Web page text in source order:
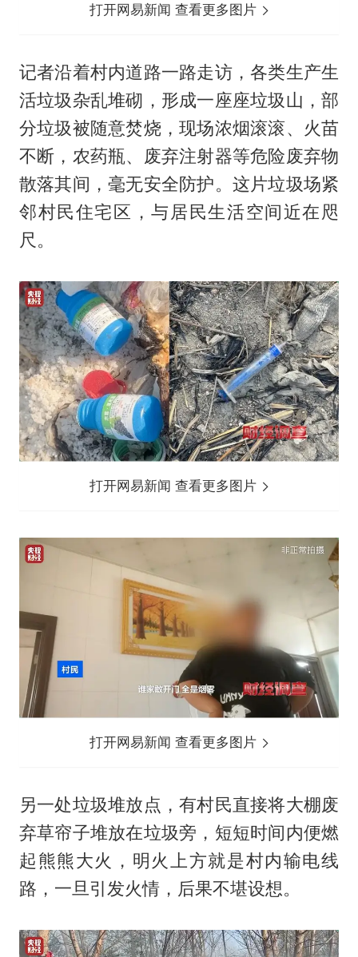
打开网易新闻 查看更多图片
记者沿着村内道路一路走访，各类生产生
活垃圾杂乱堆砌，形成一座座垃圾山，部
分垃圾被随意焚烧，现场浓烟滚滚、火苗
不断，农药瓶、废弃注射器等危险废弃物
散落其间，毫无安全防护。这片垃圾场紧
邻村民住宅区，与居民生活空间近在咫
尺。
打开网易新闻 查看更多图片
打开网易新闻 查看更多图片
另一处垃圾堆放点，有村民直接将大棚废
弃草帘子堆放在垃圾旁，短短时间内便燃
起熊熊大火，明火上方就是村内输电线
路，一旦引发火情，后果不堪设想。